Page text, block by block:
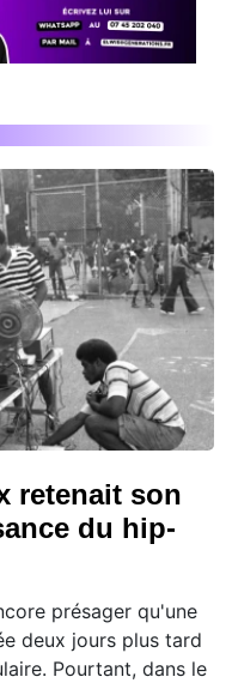
retenait son
du hip-
présager qu'une
deux jours plus tard
Pourtant, dans le